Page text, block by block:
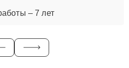
– 7 лет